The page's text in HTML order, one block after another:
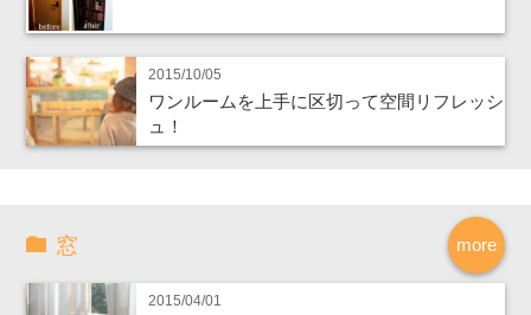
2015/10/05
ワンルームを上手に区切って空間リフレッシ
ュ！
more
窓
2015/04/01